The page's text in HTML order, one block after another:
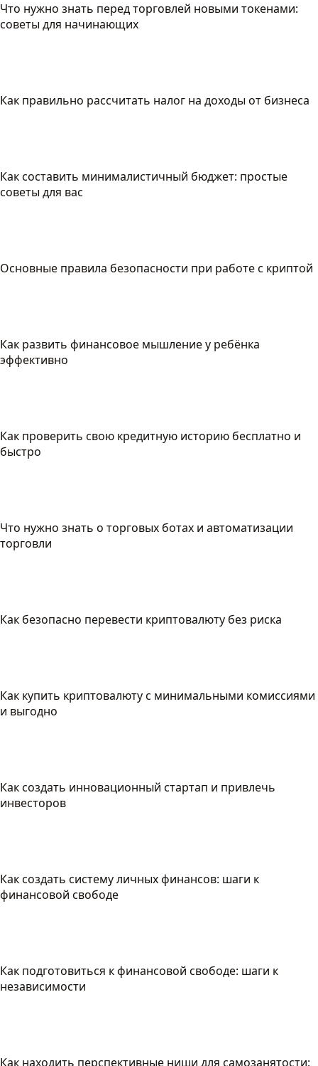
Что нужно знать перед торговлей новыми токенами:
советы для начинающих
Как правильно рассчитать налог на доходы от бизнеса
Как составить минималистичный бюджет: простые
советы для вас
Основные правила безопасности при работе с криптой
Как развить финансовое мышление у ребёнка
эффективно
Как проверить свою кредитную историю бесплатно и
быстро
Что нужно знать о торговых ботах и автоматизации
торговли
Как безопасно перевести криптовалюту без риска
Как купить криптовалюту с минимальными комиссиями
и выгодно
Как создать инновационный стартап и привлечь
инвесторов
Как создать систему личных финансов: шаги к
финансовой свободе
Как подготовиться к финансовой свободе: шаги к
независимости
Как находить перспективные ниши для самозанятости: